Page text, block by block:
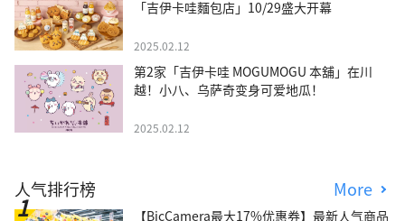
「吉伊卡哇麵包店」10/29盛大开幕
2025.02.12
第2家「吉伊卡哇 MOGUMOGU 本舖」在川
越！小八、乌萨奇变身可爱地瓜！
2025.02.12
人气排行榜 More
【BicCamera最大17%优惠券】最新人气商品